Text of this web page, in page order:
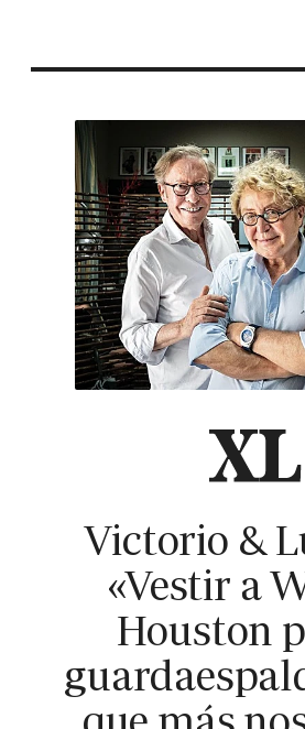
Victorio &
«Vestir a
Houston